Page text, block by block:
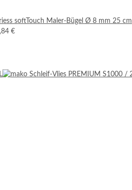
softTouch Maler-Bügel Ø 8 mm 25 cm
€